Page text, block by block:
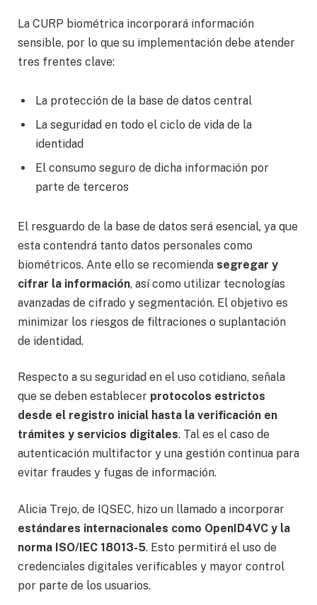
La CURP biométrica incorporará información
sensible, por lo que su implementación debe atender
tres frentes clave:
La protección de la base de datos central
La seguridad en todo el ciclo de vida de la
identidad
El consumo seguro de dicha información por
parte de terceros
El resguardo de la base de datos será esencial, ya que
esta contendrá tanto datos personales como
biométricos. Ante ello se recomienda segregar y
cifrar la información, así como utilizar tecnologías
avanzadas de cifrado y segmentación. El objetivo es
minimizar los riesgos de filtraciones o suplantación
de identidad.
Respecto a su seguridad en el uso cotidiano, señala
que se deben establecer protocolos estrictos
desde el registro inicial hasta la verificación en
trámites y servicios digitales. Tal es el caso de
autenticación multifactor y una gestión continua para
evitar fraudes y fugas de información.
Alicia Trejo, de IQSEC, hizo un llamado a incorporar
estándares internacionales como OpenID4VC y la
norma ISO/IEC 18013-5. Esto permitirá el uso de
credenciales digitales verificables y mayor control
por parte de los usuarios.